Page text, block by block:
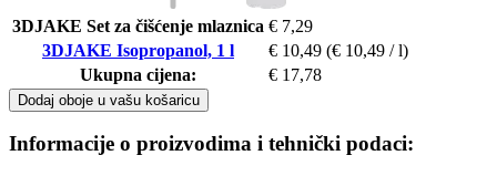
3DJAKE Set za čišćenje mlaznica € 7,29
3DJAKE Isopropanol, 1 l
€ 10,49 (€ 10,49 / l)
Ukupna cijena:
€ 17,78
Dodaj oboje u vašu košaricu
Informacije o proizvodima i tehnički podaci: